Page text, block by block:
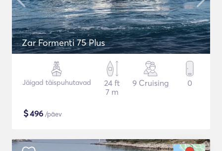
Zar Formenti 75 Plus
Jäigad täispuhutavad
24 ft
7 m
9 Cruising 0
$496 /päev